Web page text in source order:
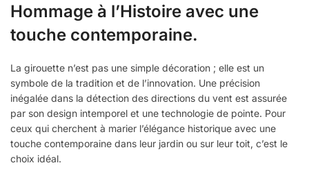
Hommage à l’Histoire avec une
touche contemporaine.
La girouette n’est pas une simple décoration ; elle est un
symbole de la tradition et de l’innovation. Une précision
inégalée dans la détection des directions du vent est assurée
par son design intemporel et une technologie de pointe. Pour
ceux qui cherchent à marier l’élégance historique avec une
touche contemporaine dans leur jardin ou sur leur toit, c’est le
choix idéal.